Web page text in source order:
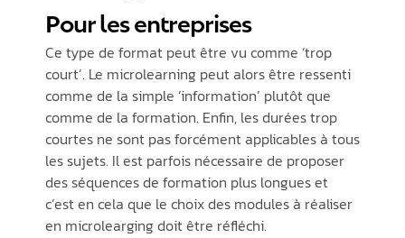
Pour les entreprises
Ce type de format peut être vu comme ‘trop
court’. Le microlearning peut alors être ressenti
comme de la simple ‘information’ plutôt que
comme de la formation. Enfin, les durées trop
courtes ne sont pas forcément applicables à tous
les sujets. Il est parfois nécessaire de proposer
des séquences de formation plus longues et
c’est en cela que le choix des modules à réaliser
en microlearging doit être réfléchi.